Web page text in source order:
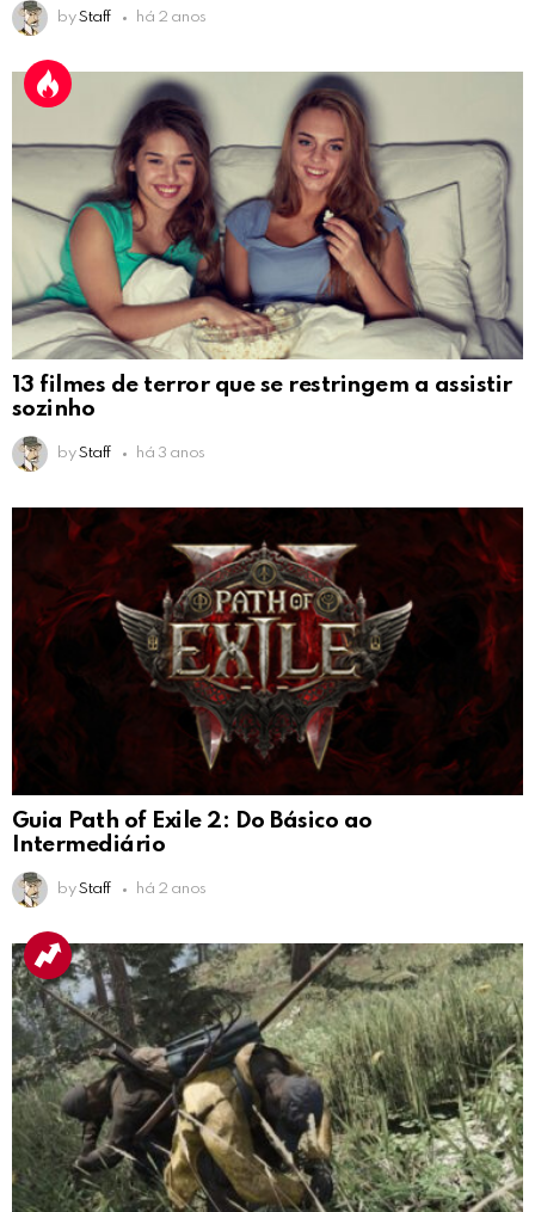
by Staff há 2 anos
13 filmes de terror que se restringem a assistir
sozinho
by Staff há 3 anos
Guia Path of Exile 2: Do Básico ao
Intermediário
by Staff há 2 anos